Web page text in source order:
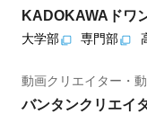
KADOKAWAドワ
大学部 専門部
動画クリエイター・
バンタンクリエイ